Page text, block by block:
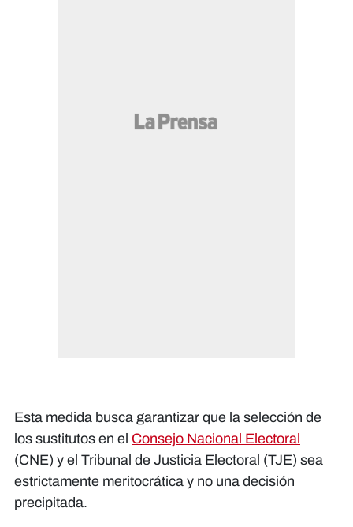
Esta medida busca garantizar que la selección de
los sustitutos en el Consejo Nacional Electoral
(CNE) y el Tribunal de Justicia Electoral (TJE) sea
estrictamente meritocrática y no una decisión
precipitada.